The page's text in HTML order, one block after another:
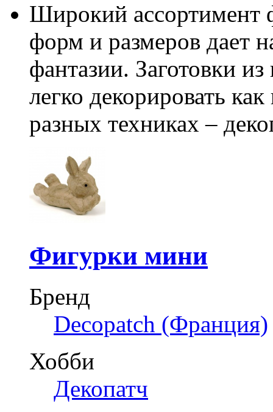
Широкий ассортимент
форм и размеров дает
фантазии. Заготовки
легко декорировать
разных техниках –
Фигурки мини
Бренд
Decopatch (Франция)
Хобби
Декопатч